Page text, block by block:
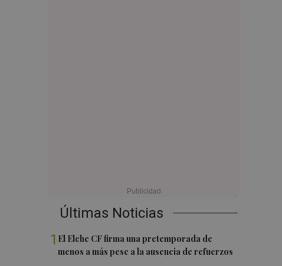
Últimas Noticias
1 El Elche CF firma una pretemporada de
menos a más pese a la ausencia de refuerzos